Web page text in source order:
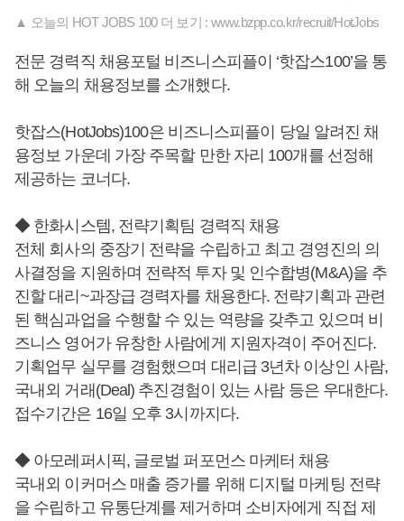
▲ 오늘의 HOT JOBS 100 더 보기 : www.bzpp.co.kr/recruit/HotJobs
전문 경력직 채용포털 비즈니스피플이 ‘핫잡스100’을 통
해 오늘의 채용정보를 소개했다.
핫잡스(HotJobs)100은 비즈니스피플이 당일 알려진 채
용정보 가운데 가장 주목할 만한 자리 100개를 선정해
제공하는 코너다.
◆ 한화시스템, 전략기획팀 경력직 채용
전체 회사의 중장기 전략을 수립하고 최고 경영진의 의
사결정을 지원하며 전략적 투자 및 인수합병(M&A)을 추
진할 대리~과장급 경력자를 채용한다. 전략기획과 관련
된 핵심과업을 수행할 수 있는 역량을 갖추고 있으며 비
즈니스 영어가 유창한 사람에게 지원자격이 주어진다.
기획업무 실무를 경험했으며 대리급 3년차 이상인 사람,
국내외 거래(Deal) 추진경험이 있는 사람 등은 우대한다.
접수기간은 16일 오후 3시까지다.
◆ 아모레퍼시픽, 글로벌 퍼포먼스 마케터 채용
국내외 이커머스 매출 증가를 위해 디지털 마케팅 전략
을 수립하고 유통단계를 제거하며 소비자에게 직접 제